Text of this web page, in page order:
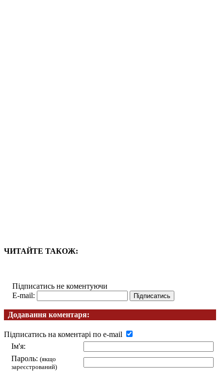
ЧИТАЙТЕ ТАКОЖ:
Підписатись не коментуючи
E-mail:
Додавання коментаря:
Підписатись на коментарі по e-mail
Ім'я:
Пароль: (якщо
зареєстрований)